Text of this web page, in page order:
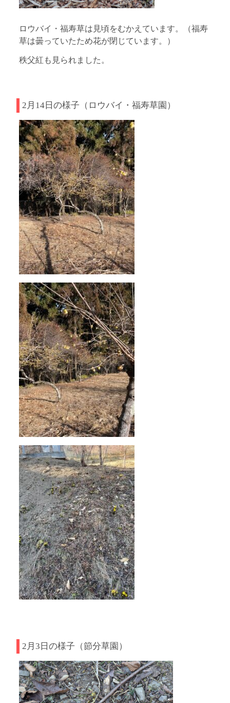
ロウバイ・福寿草は見頃をむかえています。（福寿
草は曇っていたため花が閉じています。）
秩父紅も見られました。
2月14日の様子（ロウバイ・福寿草園）
2月3日の様子（節分草園）